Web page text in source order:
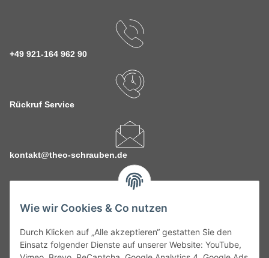
Wie wir Cookies & Co nutzen
Durch Klicken auf „Alle akzeptieren“ gestatten Sie den
Einsatz folgender Dienste auf unserer Website: YouTube,
+49 921-164 962 90
Rückruf Service
kontakt@theo-schrauben.de
Service